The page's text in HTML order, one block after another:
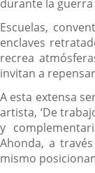
durante la
Escuelas,
enclaves
recrea
invitan a
A esta extensa
artista, ‘De
y
Ahonda, a
mismo